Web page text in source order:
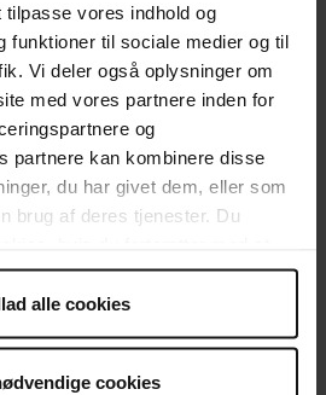
vores indhold og
funktioner til sociale medier og til
Vi deler også oplysninger om
med vores partnere inden for
og
partnere kan kombinere disse
du har givet dem, eller som
brug af deres tjenester. Du
alle cookies
cookies
source is missing and needs to
din æggemad til
at den er toppet med
til påskefrokosten. Jeg fandt
og gul kant i Røde Kors
Så har jeg drysset med
en god uge i vindueskarmen